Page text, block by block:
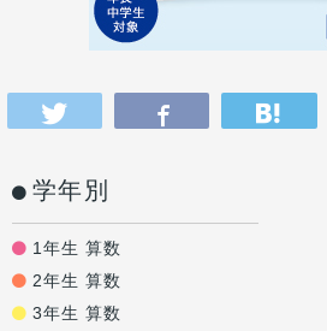
学年別
1年生 算数
2年生 算数
3年生 算数